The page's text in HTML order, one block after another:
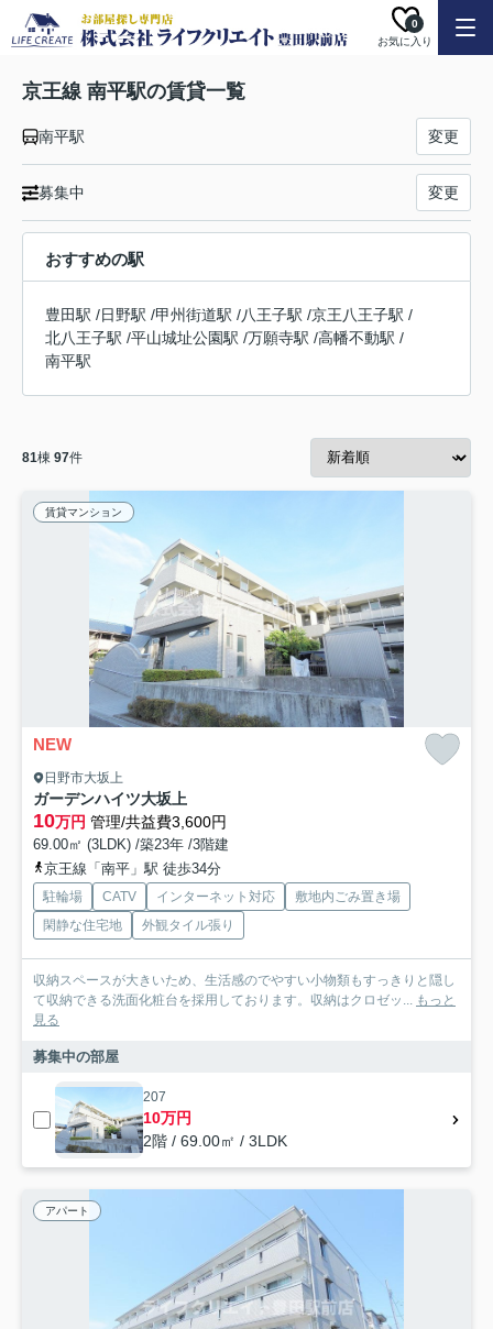
お気に入り
0
京王線 南平駅の賃貸一覧
南平駅 変更
募集中 変更
おすすめの駅
豊田駅 /日野駅 /甲州街道駅 /八王子駅 /京王八王子駅 /
北八王子駅 /平山城址公園駅 /万願寺駅 /高幡不動駅 /
南平駅
81棟 97件
賃貸マンション
NEW
日野市大坂上
ガーデンハイツ大坂上
10万円 管理/共益費3,600円
69.00㎡ (3LDK) /築23年 /3階建
京王線「南平」駅 徒歩34分
駐輪場 CATV インターネット対応
敷地内ごみ置き場
閑静な住宅地
外観タイル張り
収納スペースが大きいため、生活感のでやすい小物類もすっきりと隠し
て収納できる洗面化粧台を採用しております。収納はクロゼッ... もっと
見る
募集中の部屋
207
10万円
2階 / 69.00㎡ / 3LDK
アパート